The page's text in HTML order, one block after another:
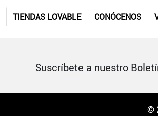
TIENDAS LOVABLE CONÓCENOS
Suscríbete a nuestro
©